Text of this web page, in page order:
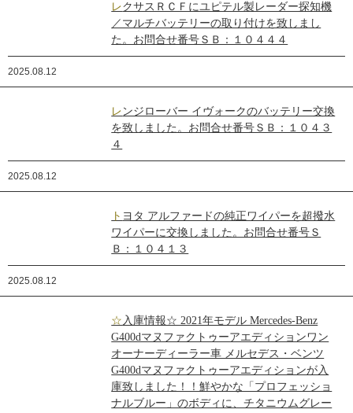
レクサスＲＣＦにユピテル製レーダー探知機
／マルチバッテリーの取り付けを致しまし
た。お問合せ番号ＳＢ：１０４４４
2025.08.12
レンジローバー イヴォークのバッテリー交換
を致しました。お問合せ番号ＳＢ：１０４３
４
2025.08.12
トヨタ アルファードの純正ワイパーを超撥水
ワイパーに交換しました。お問合せ番号Ｓ
Ｂ：１０４１３
2025.08.12
☆入庫情報☆ 2021年モデル Mercedes-Benz
G400dマヌファクトゥーアエディションワン
オーナーディーラー車 メルセデス・ベンツ
G400dマヌファクトゥーアエディションが入
庫致しました！！鮮やかな「プロフェッショ
ナルブルー」のボディに、チタニウムグレー